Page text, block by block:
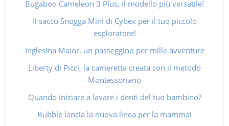
Bugaboo Cameleon 3 Plus, il modello più versatile!
Il sacco Snogga Mini di Cybex per il tuo piccolo
esploratore!
Inglesina Maior, un passeggino per mille avventure
Liberty di Picci, la cameretta creata con il metodo
Montessoriano
Quando iniziare a lavare i denti del tuo bambino?
Bubble lancia la nuova linea per la mamma!